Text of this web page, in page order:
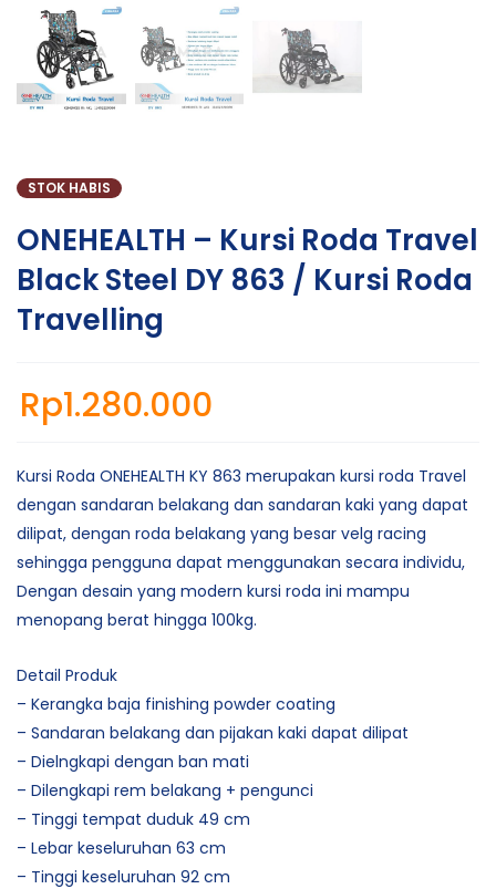
STOK HABIS
ONEHEALTH – Kursi Roda Travel
Black Steel DY 863 / Kursi Roda
Travelling
Rp1.280.000
Kursi Roda ONEHEALTH KY 863 merupakan kursi roda Travel
dengan sandaran belakang dan sandaran kaki yang dapat
dilipat, dengan roda belakang yang besar velg racing
sehingga pengguna dapat menggunakan secara individu,
Dengan desain yang modern kursi roda ini mampu
menopang berat hingga 100kg.
Detail Produk
– Kerangka baja finishing powder coating
– Sandaran belakang dan pijakan kaki dapat dilipat
– Dielngkapi dengan ban mati
– Dilengkapi rem belakang + pengunci
– Tinggi tempat duduk 49 cm
– Lebar keseluruhan 63 cm
– Tinggi keseluruhan 92 cm